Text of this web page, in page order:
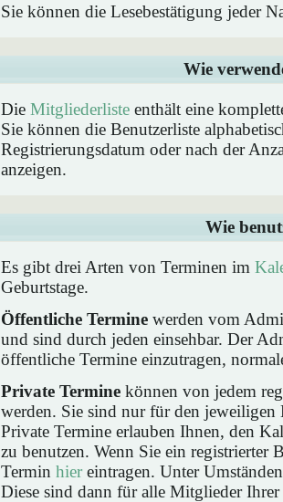
Sie können die Lesebestätigung jeder
Wie
Die Mitgliederliste enthält eine
Sie können die Benutzerliste
Registrierungsdatum oder nach der
anzeigen.
Wie
Es gibt drei Arten von Terminen im
Geburtstage.
Öffentliche Termine werden vom
und sind durch jeden einsehbar. Der
öffentliche Termine einzutragen,
Private Termine können von jedem
werden. Sie sind nur für den jeweiligen
Private Termine erlauben Ihnen, den
zu benutzen. Wenn Sie ein registrierter
Termin hiereintragen. Unter
Diese sind dann für alle Mitglieder